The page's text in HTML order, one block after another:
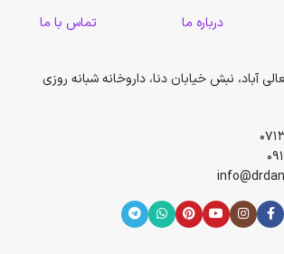
درباره ما تماس با ما
آباد، نبش خیابان دنا، داروخانه شبانه روزی